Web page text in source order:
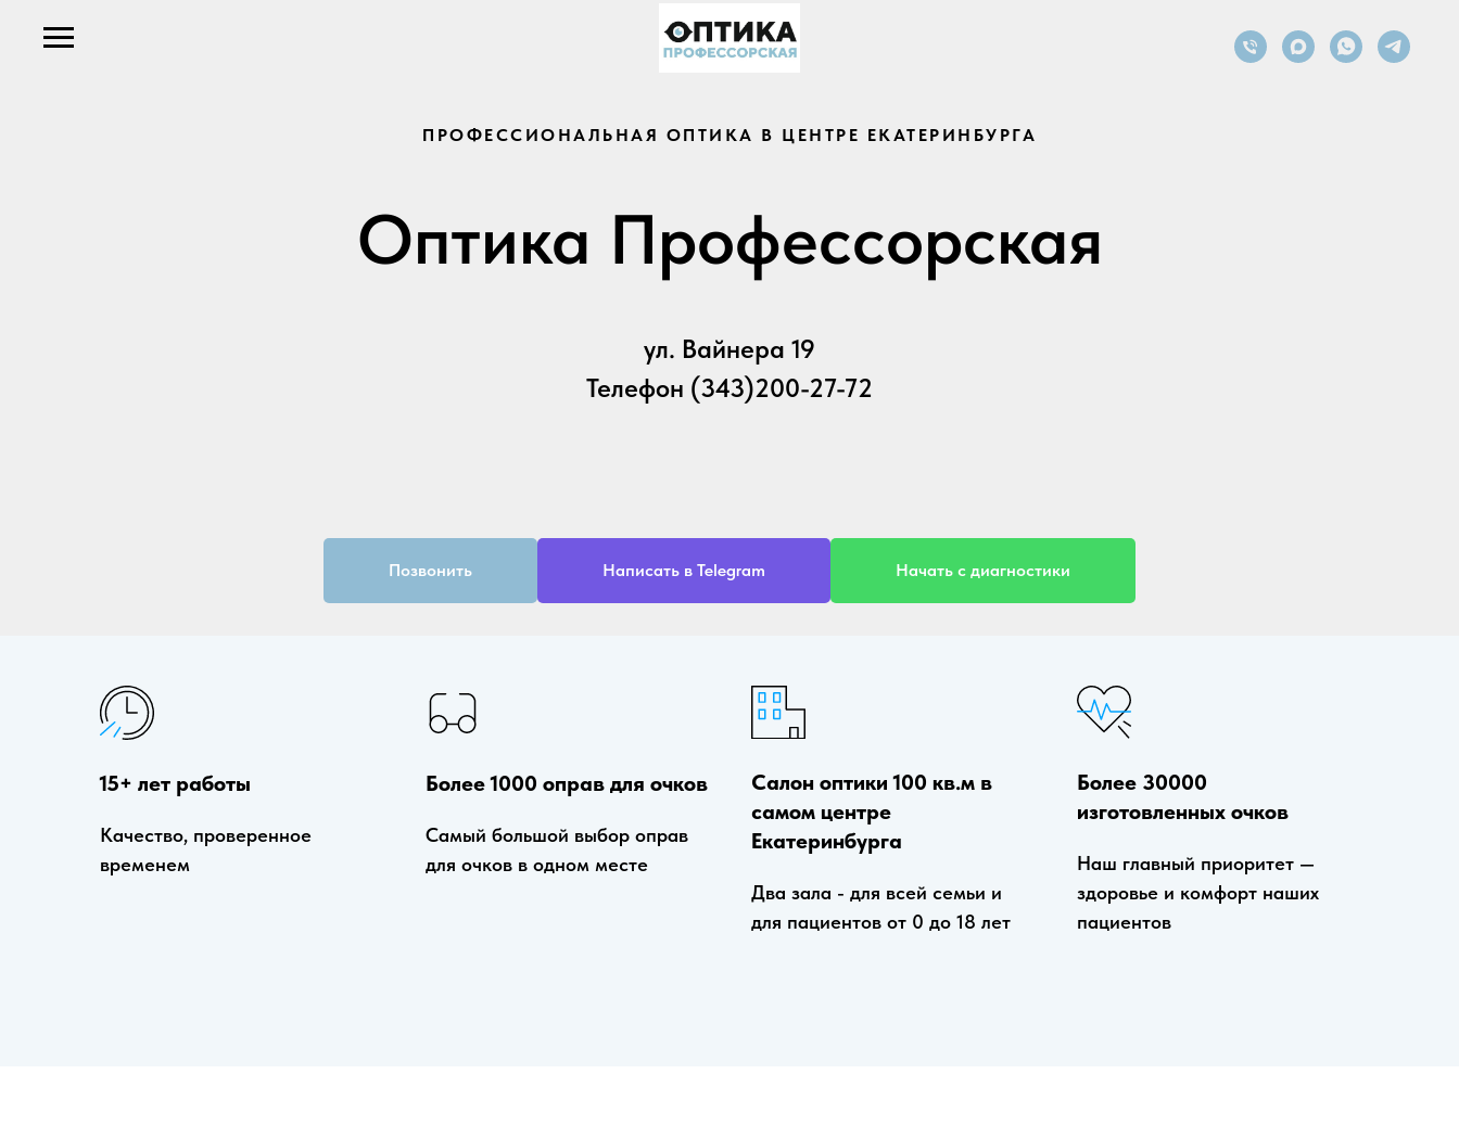
ПРОФЕССИОНАЛЬНАЯ ОПТИКА В ЦЕНТРЕ ЕКАТЕРИНБУРГА
Оптика Профессорская
ул. Вайнера 19
Телефон (343)200-27-72
Позвонить Написать в Telegram Начать с диагностики
15+ лет работы
Качество, проверенное
временем
Более 1000 оправ для очков
Самый большой выбор оправ
для очков в одном месте
Салон оптики 100 кв.м в
самом центре
Екатеринбурга
Два зала - для всей семьи и
для пациентов от 0 до 18 лет
Более 30000
изготовленных очков
Наш главный приоритет —
здоровье и комфорт наших
пациентов